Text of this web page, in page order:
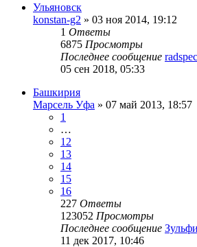
Ульяновск
konstan-g2 » 03 ноя 2014, 19:12
1 Ответы
6875 Просмотры
Последнее сообщение radspec
05 сен 2018, 05:33
Башкирия
Марсель Уфа » 07 май 2013, 18:57
1
…
12
13
14
15
16
227 Ответы
123052 Просмотры
Последнее сообщение
11 дек 2017, 10:46